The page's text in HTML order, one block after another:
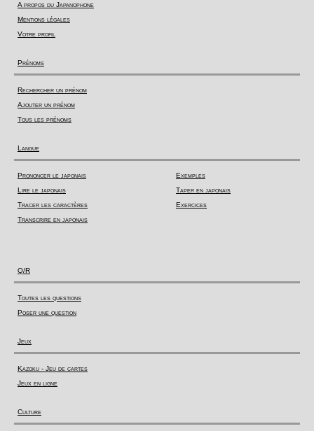
A propos du Japanophone
Mentions légales
Votre profil
Prénoms
Rechercher un prénom
Ajouter un prénom
Tous les prénoms
Langue
Prononcer le japonais
Lire le japonais
Tracer les caractères
Transcrire en japonais
Exemples
Taper en japonais
Exercices
Q/R
Toutes les questions
Poser une question
Jeux
Kazoku - Jeu de cartes
Jeux en ligne
Culture